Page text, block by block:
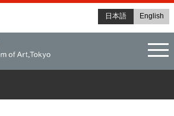
日本語 English